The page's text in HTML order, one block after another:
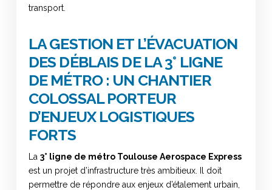
transport.
LA GESTION ET L’ÉVACUATION
DES DÉBLAIS DE LA 3° LIGNE
DE MÉTRO : UN CHANTIER
COLOSSAL PORTEUR
D’ENJEUX LOGISTIQUES
FORTS
La 3° ligne de métro Toulouse Aerospace Express
est un projet d’infrastructure très ambitieux. Il doit
permettre de répondre aux enjeux d’étalement urbain,